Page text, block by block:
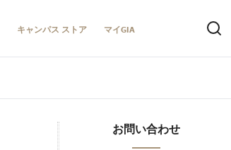
キャンパス ストア マイGIA
お問い合わせ